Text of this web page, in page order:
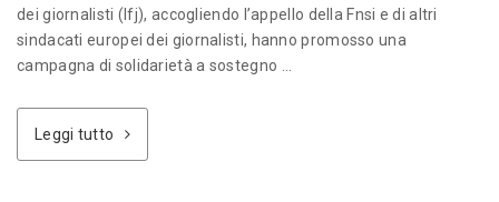
dei giornalisti (Ifj), accogliendo l’appello della Fnsi e di altri
sindacati europei dei giornalisti, hanno promosso una
campagna di solidarietà a sostegno ...
Leggi tutto